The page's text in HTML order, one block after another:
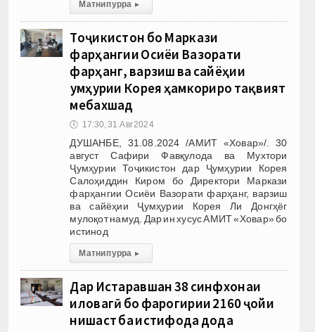
Матни пурра ▸
Тоҷикистон бо Маркази
фарҳангии Осиёи Вазорати
фарҳанг, варзиш ва сайёҳии
Ҷумҳурии Корея ҳамкориро тақвият
мебахшад
🕔 17:30, 31.Авг 2024
ДУШАНБЕ, 31.08.2024 /АМИТ «Ховар»/. 30
август Сафири Фавқулода ва Мухтори
Ҷумҳурии Тоҷикистон дар Ҷумҳурии Корея
Салоҳиддин Киром бо Директори Маркази
фарҳангии Осиёи Вазорати фарҳанг, варзиш
ва сайёҳии Ҷумҳурии Корея Ли Донгҳёг
мулоқот намуд. Дар ин хусус АМИТ «Ховар» бо
истинод
Матни пурра ▸
Дар Истаравшан 38 синфхонаи
иловагӣ бо фарогирии 2160 ҷойи
нишаст ба истифода дода